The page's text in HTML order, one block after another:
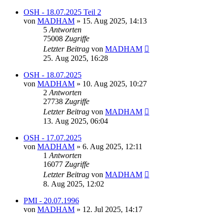
OSH - 18.07.2025 Teil 2
von MADHAM » 15. Aug 2025, 14:13
5 Antworten
75008 Zugriffe
Letzter Beitrag von MADHAM
25. Aug 2025, 16:28
OSH - 18.07.2025
von MADHAM » 10. Aug 2025, 10:27
2 Antworten
27738 Zugriffe
Letzter Beitrag von MADHAM
13. Aug 2025, 06:04
OSH - 17.07.2025
von MADHAM » 6. Aug 2025, 12:11
1 Antworten
16077 Zugriffe
Letzter Beitrag von MADHAM
8. Aug 2025, 12:02
PMI - 20.07.1996
von MADHAM » 12. Jul 2025, 14:17